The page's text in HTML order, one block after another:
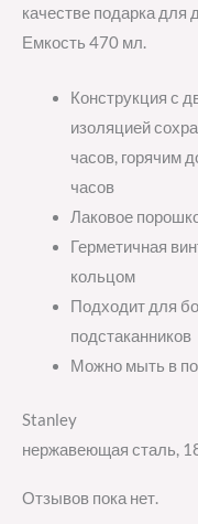
качестве подарка для
Емкость 470 мл.
Конструкция с
изоляцией
часов, горячим
часов
Лаковое
Герметичная
кольцом
Подходит для
подстаканников
Можно мыть в
Stanley
нержавеющая сталь,
Отзывов пока нет.